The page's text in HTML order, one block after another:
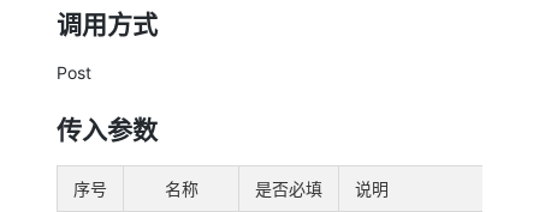
调用方式
Post
传入参数
序号 名称 是否必填 说明